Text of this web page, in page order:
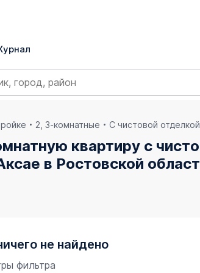
2, 3-комнатные С чистовой отделкой
квартиру с
в Ростовской
не найдено
фильтра